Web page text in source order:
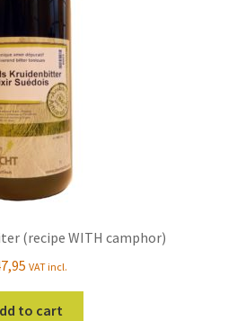
(recipe WITH camphor)
VAT incl.
to cart